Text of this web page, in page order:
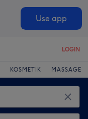
Use app
LOGIN
KOSMETIK MASSAGE